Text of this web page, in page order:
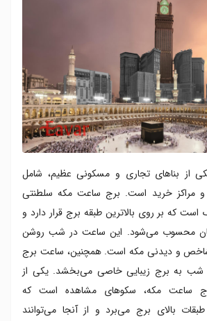
از بناهای تجاری و مسکونی عظیم، شامل
و مراکز خرید است. برج ساعت مکه سلطنتی
که بر روی بالاترین طبقه برج قرار دارد و
محسوب می‌شود. این ساعت در شب روشن
و دیدنی مکه است. همچنین، ساعت برج
در شب به برج زیبایی خاصی می‌بخشد. یکی از
ساعت مکه، سکوهای مشاهده است که
طبقات بالای برج می‌برد و از آنجا می‌توانند